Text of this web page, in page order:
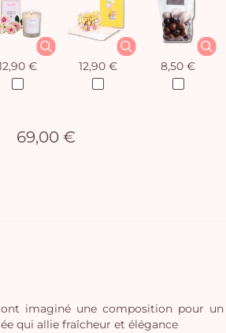
69,00 €
€ 12,90 € 8,50 €
imaginé une composition pour
qui allie fraîcheur et élégance